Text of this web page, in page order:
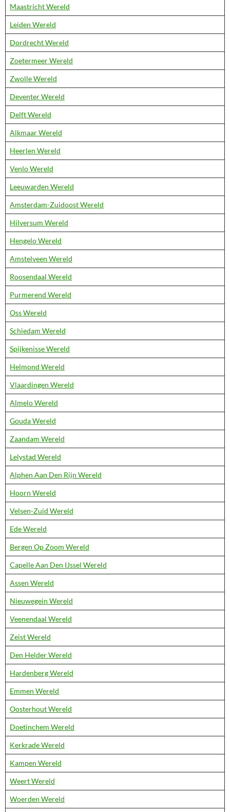
Maastricht Wereld
Leiden Wereld
Dordrecht Wereld
Zoetermeer Wereld
Zwolle Wereld
Deventer Wereld
Delft Wereld
Alkmaar Wereld
Heerlen Wereld
Venlo Wereld
Leeuwarden Wereld
Amsterdam-Zuidoost Wereld
Hilversum Wereld
Hengelo Wereld
Amstelveen Wereld
Roosendaal Wereld
Purmerend Wereld
Oss Wereld
Schiedam Wereld
Spijkenisse Wereld
Helmond Wereld
Vlaardingen Wereld
Almelo Wereld
Gouda Wereld
Zaandam Wereld
Lelystad Wereld
Alphen Aan Den Rijn Wereld
Hoorn Wereld
Velsen-Zuid Wereld
Ede Wereld
Bergen Op Zoom Wereld
Capelle Aan Den IJssel Wereld
Assen Wereld
Nieuwegein Wereld
Veenendaal Wereld
Zeist Wereld
Den Helder Wereld
Hardenberg Wereld
Emmen Wereld
Oosterhout Wereld
Doetinchem Wereld
Kerkrade Wereld
Kampen Wereld
Weert Wereld
Woerden Wereld